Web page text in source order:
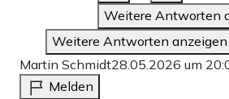
Weitere Antworten
Weitere Antworten anzeigen
Martin Schmidt28.05.2026 um
Melden